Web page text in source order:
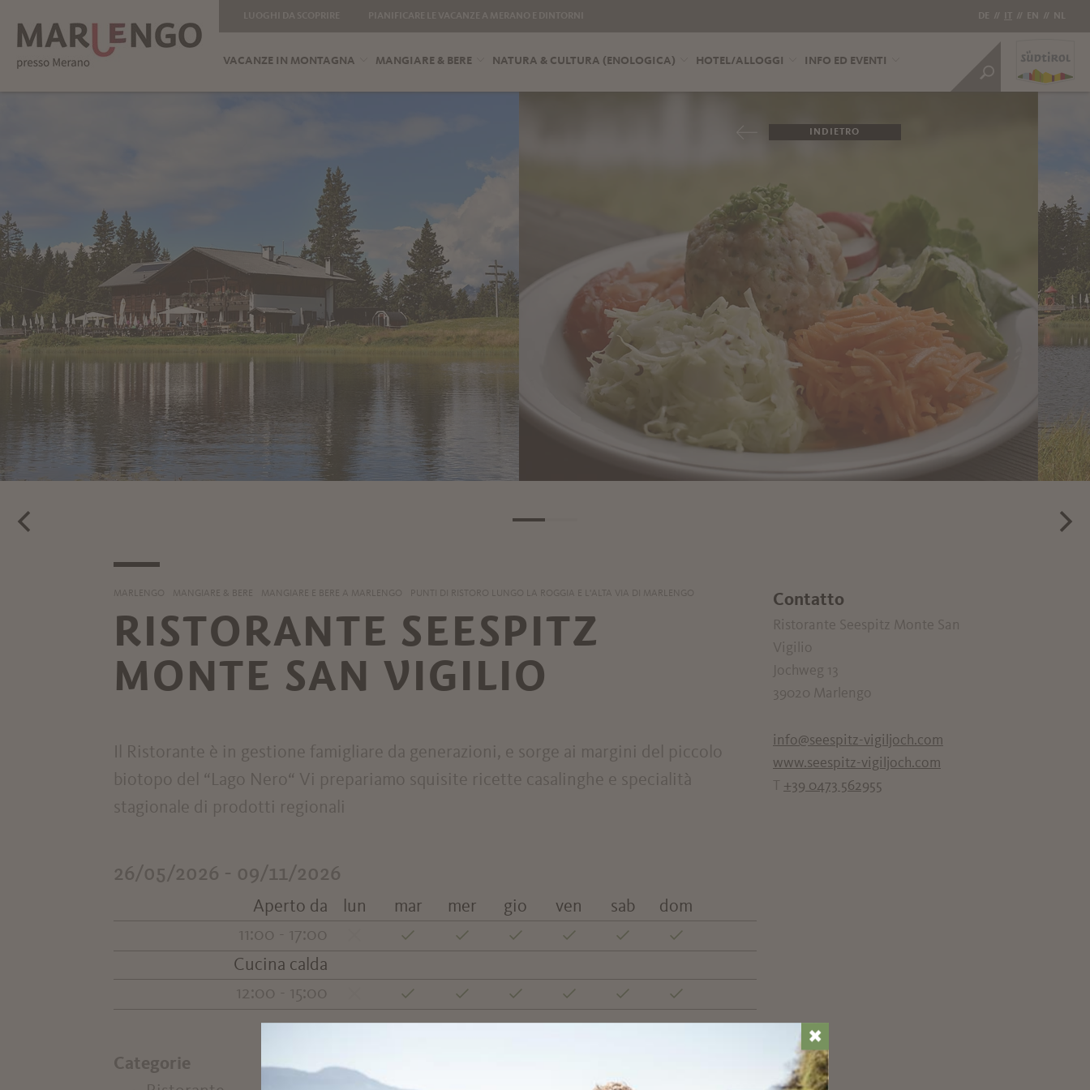
DE // IT // EN // NL
VACANZE IN MONTAGNA MANGIARE & BERE NATURA & CULTURA (ENOLOGICA) HOTEL/ALLOGGI INFO ED EVENTI
INDIETRO
MARLENGO MANGIARE & BERE MANGIARE E BERE A MARLENGO PUNTI DI RISTORO LUNGO LA ROGGIA E L'ALTA VIA DI MARLENGO
RISTORANTE SEESPITZ
MONTE SAN VIGILIO
Il Ristorante è in gestione famigliare da generazioni, e sorge ai margini del piccolo
biotopo del “Lago Nero“ Vi prepariamo squisite ricette casalinghe e specialità
stagionale di prodotti regionali
26/05/2026 - 09/11/2026
Aperto da lun mar mer gio ven sab
dom
11:00 - 17:00
Cucina calda
12:00 - 15:00
Categorie
Contatto
Ristorante Seespitz Monte San
Vigilio
Jochweg 13
39020 Marlengo
info@seespitz-vigiljoch.com
www.seespitz-vigiljoch.com
T +39 0473 562955
✖